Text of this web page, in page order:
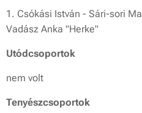
1. Csókási István - Sári-sori
Vadász Anka "Herke"
Utódcsoportok
nem volt
Tenyészcsoportok